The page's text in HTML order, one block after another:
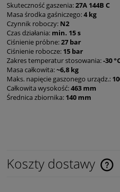
Skuteczność gaszenia:27A 144B C
Masa środka gaśniczego:4 kg
Czynnik roboczy: N2
Czas działania: min. 15 s
Ciśnienie próbne:27 bar
Ciśnienie robocze: 15 bar
Zakres temperatur stosowania:-30
Masa całkowita:~6,8 kg
Maks. napięcie gaszonego urządz.:
Całkowita wysokość:463 mm
Średnica zbiornika: 140 mm
Koszty dostawy
Cena nie zawiera ewentualnych